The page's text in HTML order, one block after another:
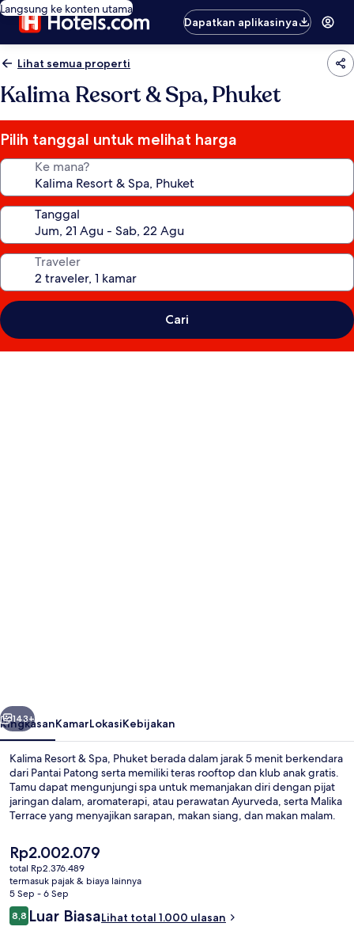
Langsung ke konten utama
Dapatkan aplikasinya
Lihat semua properti
Kalima Resort & Spa, Phuket
Pilih tanggal untuk melihat harga
Ke mana?
Tanggal
Traveler
Cari
Berikutnya
143+
RingkasanKamarLokasiKebijakan
Kalima Resort & Spa, Phuket berada dalam jarak 5 menit berkendara
dari Pantai Patong serta memiliki teras rooftop dan klub anak gratis.
Tamu dapat mengunjungi spa untuk memanjakan diri dengan pijat
jaringan dalam, aromaterapi, atau perawatan Ayurveda, serta Malika
Terrace yang menyajikan sarapan, makan siang, dan makan malam.
outdoor, bar tepi kolam renang, dan sauna. Para traveler terkesan
dengan staf dan kondisi keseluruhan.
Harga
saat
ini
Rp2.002.079
Rp2.002.079
total Rp2.376.489
termasuk pajak & biaya lainnya
5 Sep - 6 Sep
Ulasan
8,88,8 dari 10
Luar BiasaLihat total 1.000 ulasan